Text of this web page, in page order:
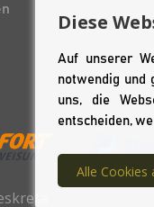
Diese
Auf unserer
notwendig und
uns, die
entscheiden,
Alle Cookies